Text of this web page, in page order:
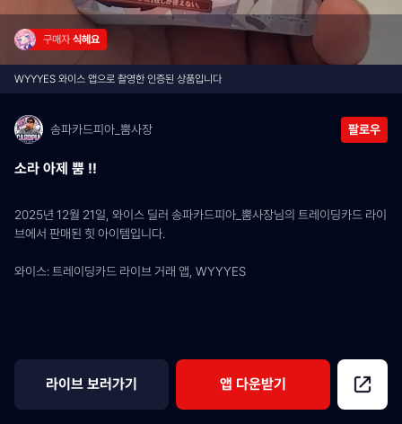
구매자 식혜요
WYYYES 와이스 앱으로 촬영한 인증된 상품입니다
송파카드피아_뿜사장 팔로우
소라 아제 뿜 !!
2025년 12월 21일, 와이스 딜러 송파카드피아_뿜사장님의 트레이딩카드 라이
브에서 판매된 힛 아이템입니다.
와이스: 트레이딩카드 라이브 거래 앱, WYYYES
라이브 보러가기 앱 다운받기